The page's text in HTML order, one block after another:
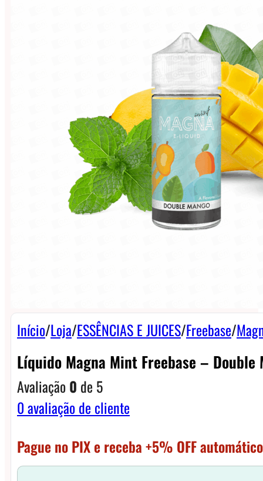
Início/Loja/ESSÊNCIAS E JUICES/Freebase/
Líquido Magna Mint Freebase – Double
Avaliação0 de 5
0avaliação de cliente
Pague no PIX e receba +5% OFF